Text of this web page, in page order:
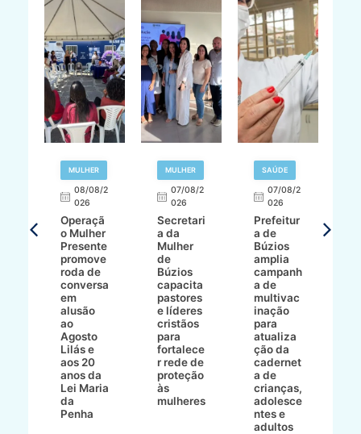
MULHER
08/08/2
026
Operaçã
o Mulher
Presente
promove
roda de
conversa
em
alusão
ao
Agosto
Lilás e
aos 20
anos da
Lei Maria
da
Penha
MULHER
07/08/2
026
Secretari
a da
Mulher
de
Búzios
capacita
pastores
e líderes
cristãos
para
fortalece
r rede de
proteção
às
mulheres
SAÚDE
07/08/2
026
Prefeitur
a de
Búzios
amplia
campanh
a de
multivac
inação
para
atualiza
ção da
cadernet
a de
crianças,
adolesce
ntes e
adultos